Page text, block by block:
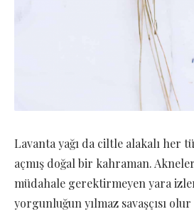
Lavanta yağı da ciltle alakalı her
açmış doğal bir kahraman.
müdahale gerektirmeyen yara
yorgunluğun yılmaz savaşçısı